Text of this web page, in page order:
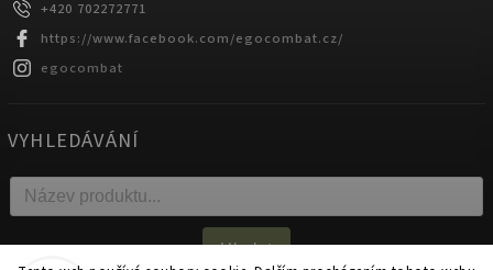
+420 702272771
https://www.facebook.com/egocombat.cz/
egocombat
VYHLEDÁVÁNÍ
Hledat